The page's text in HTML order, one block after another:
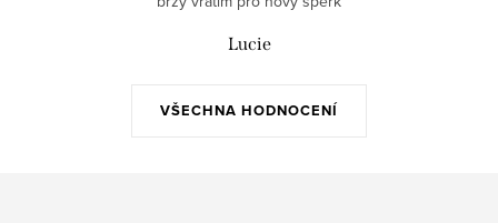
VŠECHNA HODNOCENÍ
Lucie